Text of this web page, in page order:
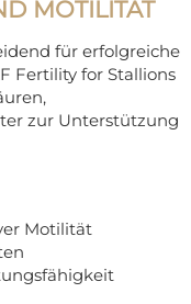
MOTILITÄT
für erfolgreiche
Fertility for Stallions
zur Unterstützung
Motilität